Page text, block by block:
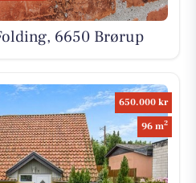
6650 Brørup
650.000 kr
96 m2